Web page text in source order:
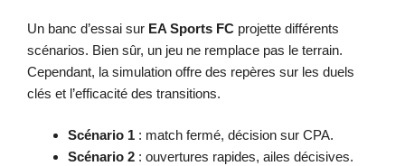
Un banc d’essai sur EA Sports FC projette différents
scénarios. Bien sûr, un jeu ne remplace pas le terrain.
Cependant, la simulation offre des repères sur les duels
clés et l’efficacité des transitions.
Scénario 1 : match fermé, décision sur CPA.
Scénario 2 : ouvertures rapides, ailes décisives.